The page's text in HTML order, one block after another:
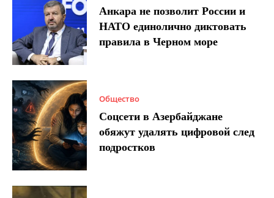
Анкара не позволит России и
НАТО единолично диктовать
правила в Черном море
Общество
Соцсети в Азербайджане
обяжут удалять цифровой след
подростков